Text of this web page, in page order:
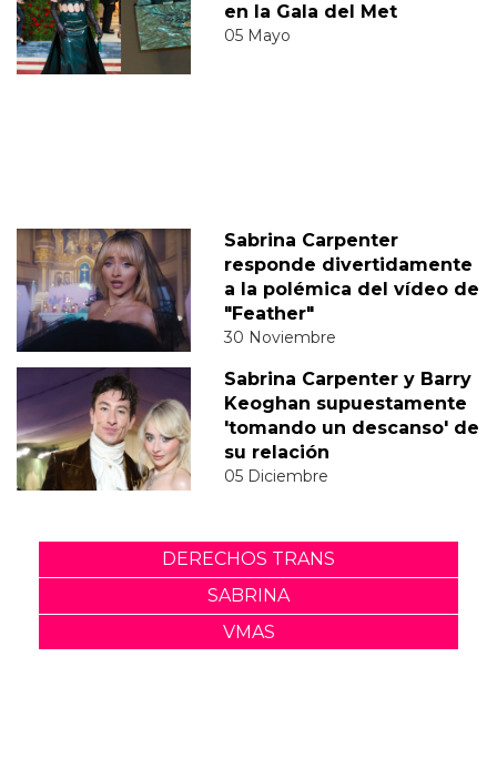
en la Gala del Met
05 Mayo
Sabrina Carpenter
responde divertidamente
a la polémica del vídeo de
"Feather"
30 Noviembre
Sabrina Carpenter y Barry
Keoghan supuestamente
'tomando un descanso' de
su relación
05 Diciembre
DERECHOS TRANS
SABRINA
VMAS